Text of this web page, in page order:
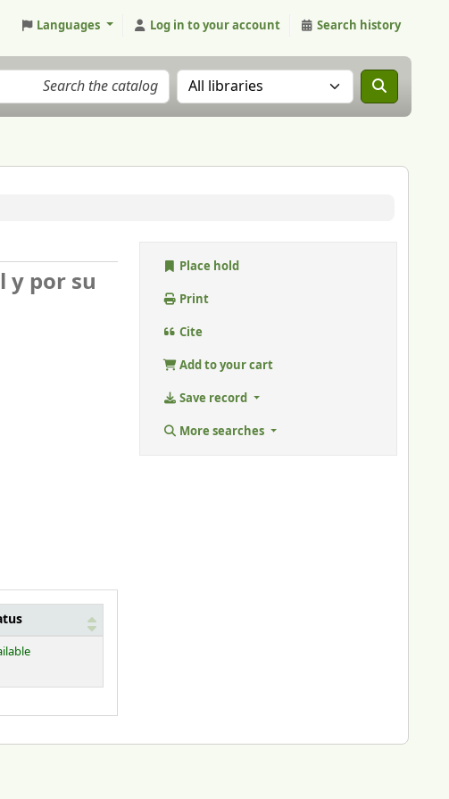
Languages Log in to your account Search history
Search the catalog in:
y por su
Place hold
Print
Cite
Add to your cart
Save record
More searches